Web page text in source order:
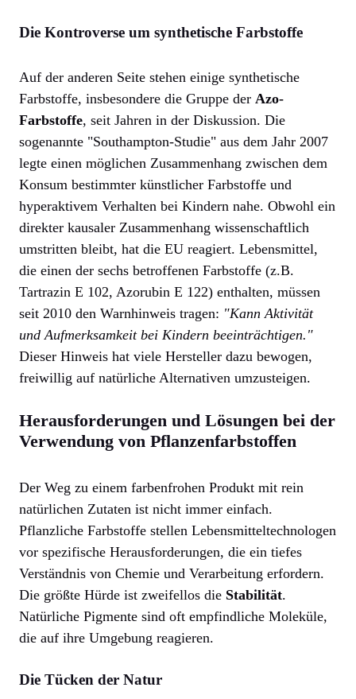
Die Kontroverse um synthetische Farbstoffe
Auf der anderen Seite stehen einige synthetische
Farbstoffe, insbesondere die Gruppe der Azo-
Farbstoffe, seit Jahren in der Diskussion. Die
sogenannte "Southampton-Studie" aus dem Jahr 2007
legte einen möglichen Zusammenhang zwischen dem
Konsum bestimmter künstlicher Farbstoffe und
hyperaktivem Verhalten bei Kindern nahe. Obwohl ein
direkter kausaler Zusammenhang wissenschaftlich
umstritten bleibt, hat die EU reagiert. Lebensmittel,
die einen der sechs betroffenen Farbstoffe (z.B.
Tartrazin E 102, Azorubin E 122) enthalten, müssen
seit 2010 den Warnhinweis tragen: "Kann Aktivität
und Aufmerksamkeit bei Kindern beeinträchtigen."
Dieser Hinweis hat viele Hersteller dazu bewogen,
freiwillig auf natürliche Alternativen umzusteigen.
Herausforderungen und Lösungen bei der
Verwendung von Pflanzenfarbstoffen
Der Weg zu einem farbenfrohen Produkt mit rein
natürlichen Zutaten ist nicht immer einfach.
Pflanzliche Farbstoffe stellen Lebensmitteltechnologen
vor spezifische Herausforderungen, die ein tiefes
Verständnis von Chemie und Verarbeitung erfordern.
Die größte Hürde ist zweifellos die Stabilität.
Natürliche Pigmente sind oft empfindliche Moleküle,
die auf ihre Umgebung reagieren.
Die Tücken der Natur